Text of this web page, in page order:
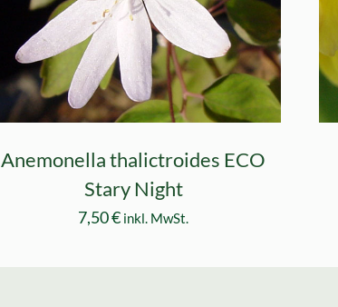
Anemonella thalictroides ECO
Stary Night
7,50€ inkl. MwSt.